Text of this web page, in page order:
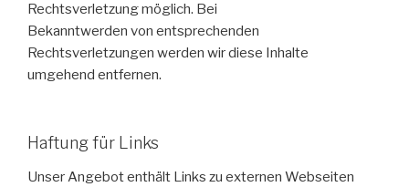
Rechtsverletzung möglich. Bei
Bekanntwerden von entsprechenden
Rechtsverletzungen werden wir diese Inhalte
umgehend entfernen.
Haftung für Links
Unser Angebot enthält Links zu externen Webseiten